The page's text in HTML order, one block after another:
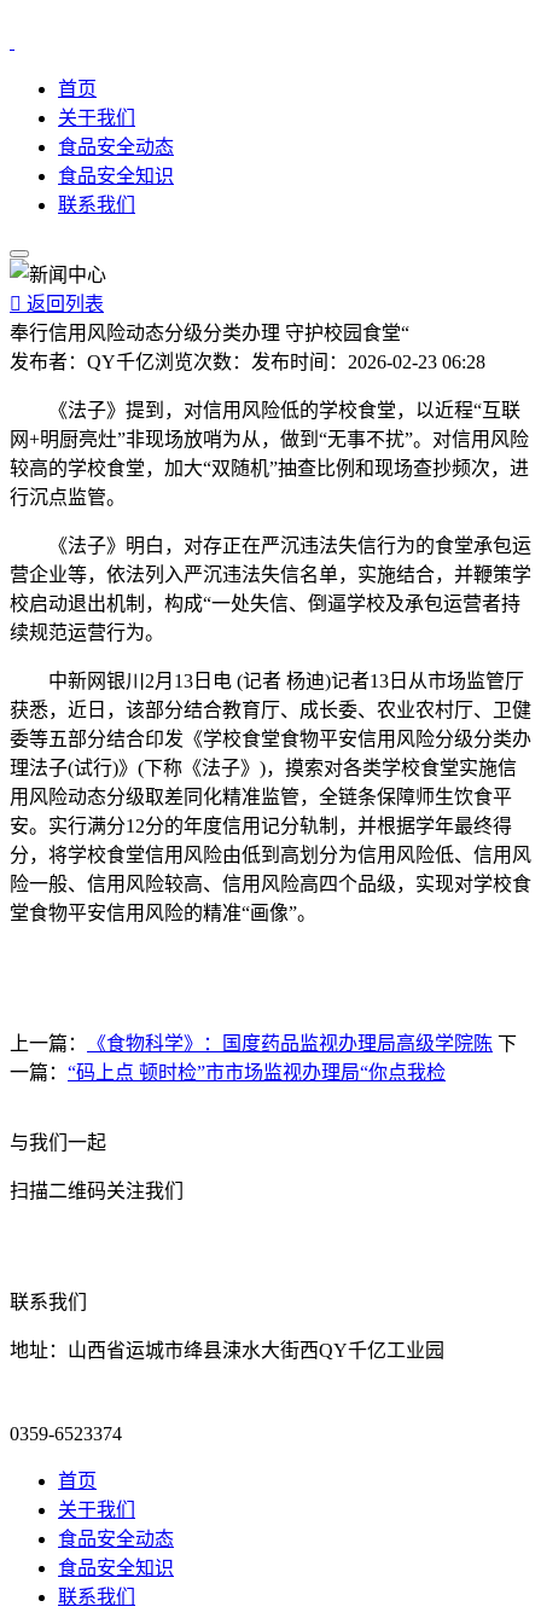
首页
关于我们
食品安全动态
食品安全知识
联系我们
 返回列表
奉行信用风险动态分级分类办理 守护校园食堂“
发布者： QY千亿浏览次数： 发布时间： 2026-02-23 06:28
《法子》提到，对信用风险低的学校食堂，以近程“互联
网+明厨亮灶”非现场放哨为从，做到“无事不扰”。对信用风险
较高的学校食堂，加大“双随机”抽查比例和现场查抄频次，进
行沉点监管。
《法子》明白，对存正在严沉违法失信行为的食堂承包运
营企业等，依法列入严沉违法失信名单，实施结合，并鞭策学
校启动退出机制，构成“一处失信、倒逼学校及承包运营者持
续规范运营行为。
中新网银川2月13日电 (记者 杨迪)记者13日从市场监管厅
获悉，近日，该部分结合教育厅、成长委、农业农村厅、卫健
委等五部分结合印发《学校食堂食物平安信用风险分级分类办
理法子(试行)》(下称《法子》)，摸索对各类学校食堂实施信
用风险动态分级取差同化精准监管，全链条保障师生饮食平
安。实行满分12分的年度信用记分轨制，并根据学年最终得
分，将学校食堂信用风险由低到高划分为信用风险低、信用风
险一般、信用风险较高、信用风险高四个品级，实现对学校食
堂食物平安信用风险的精准“画像”。
上一篇： 《食物科学》：国度药品监视办理局高级学院陈 下
一篇： “码上点 顿时检”市市场监视办理局“你点我检
与我们一起
扫描二维码关注我们
联系我们
地址：山西省运城市绛县涑水大街西QY千亿工业园
0359-6523374
首页
关于我们
食品安全动态
食品安全知识
联系我们